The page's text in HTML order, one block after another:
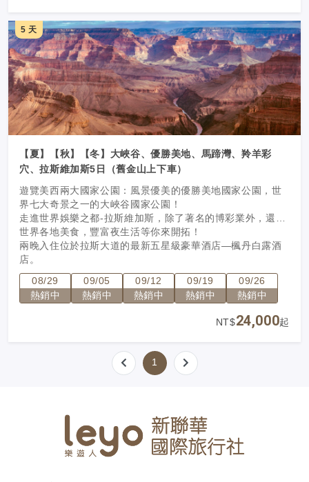
5 天
【夏】【秋】【冬】大峽谷、優勝美地、馬蹄灣、羚羊彩
穴、拉斯維加斯5日（舊金山上下車）
遊覽美西兩大國家公園：風景優美的優勝美地國家公園，世
界七大奇景之一的大峽谷國家公園！
走進世界娛樂之都-拉斯維加斯，除了著名的博彩業外，還有
世界各地美食，豐富夜生活等你來開拓！
兩晚入住位於拉斯大道的最新五星級豪華酒店—楓丹白露酒
店。
08/29
熱銷中
09/05
熱銷中
09/12
熱銷中
09/19
熱銷中
09/26
熱銷中
NT$24,000起
1